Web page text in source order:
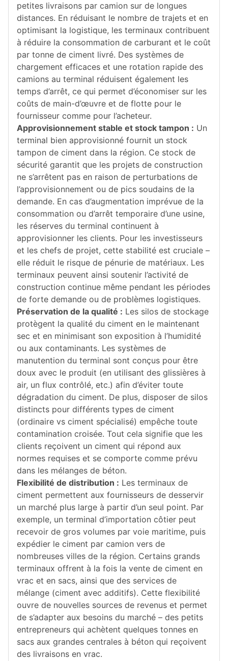
petites livraisons par camion sur de longues
distances. En réduisant le nombre de trajets et en
optimisant la logistique, les terminaux contribuent
à réduire la consommation de carburant et le coût
par tonne de ciment livré. Des systèmes de
chargement efficaces et une rotation rapide des
camions au terminal réduisent également les
temps d’arrêt, ce qui permet d’économiser sur les
coûts de main-d’œuvre et de flotte pour le
fournisseur comme pour l’acheteur.
Approvisionnement stable et stock tampon : Un
terminal bien approvisionné fournit un stock
tampon de ciment dans la région. Ce stock de
sécurité garantit que les projets de construction
ne s’arrêtent pas en raison de perturbations de
l’approvisionnement ou de pics soudains de la
demande. En cas d’augmentation imprévue de la
consommation ou d’arrêt temporaire d’une usine,
les réserves du terminal continuent à
approvisionner les clients. Pour les investisseurs
et les chefs de projet, cette stabilité est cruciale –
elle réduit le risque de pénurie de matériaux. Les
terminaux peuvent ainsi soutenir l’activité de
construction continue même pendant les périodes
de forte demande ou de problèmes logistiques.
Préservation de la qualité : Les silos de stockage
protègent la qualité du ciment en le maintenant
sec et en minimisant son exposition à l’humidité
ou aux contaminants. Les systèmes de
manutention du terminal sont conçus pour être
doux avec le produit (en utilisant des glissières à
air, un flux contrôlé, etc.) afin d’éviter toute
dégradation du ciment. De plus, disposer de silos
distincts pour différents types de ciment
(ordinaire vs ciment spécialisé) empêche toute
contamination croisée. Tout cela signifie que les
clients reçoivent un ciment qui répond aux
normes requises et se comporte comme prévu
dans les mélanges de béton.
Flexibilité de distribution : Les terminaux de
ciment permettent aux fournisseurs de desservir
un marché plus large à partir d’un seul point. Par
exemple, un terminal d’importation côtier peut
recevoir de gros volumes par voie maritime, puis
expédier le ciment par camion vers de
nombreuses villes de la région. Certains grands
terminaux offrent à la fois la vente de ciment en
vrac et en sacs, ainsi que des services de
mélange (ciment avec additifs). Cette flexibilité
ouvre de nouvelles sources de revenus et permet
de s’adapter aux besoins du marché – des petits
entrepreneurs qui achètent quelques tonnes en
sacs aux grandes centrales à béton qui reçoivent
des livraisons en vrac.